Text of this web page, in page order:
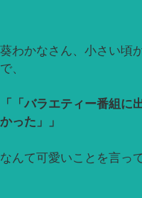
葵わかなさん、小さい頃
で、
「バラエティー番組に
かった」
なんて可愛いことを言っ